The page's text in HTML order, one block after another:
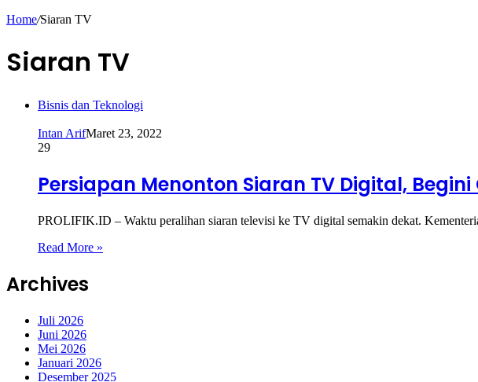
Home/Siaran TV
Siaran TV
Bisnis dan Teknologi
Intan ArifMaret 23, 2022
29
Persiapan Menonton Siaran TV Digital,
PROLIFIK.ID – Waktu peralihan siaran televisi ke TV digital semakin dekat.
Read More »
Archives
Juli 2026
Juni 2026
Mei 2026
Januari 2026
Desember 2025